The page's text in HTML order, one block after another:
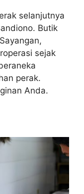
selanjutnya
Butik
sejak
perak.
Anda.